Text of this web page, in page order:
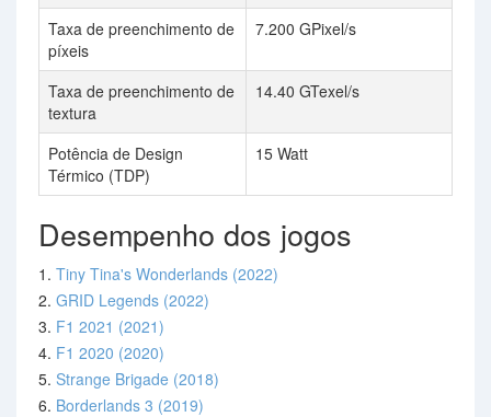
Taxa de preenchimento de
píxeis
7.200 GPixel/s
Taxa de preenchimento de
textura
14.40 GTexel/s
Potência de Design
Térmico (TDP)
15 Watt
Desempenho dos jogos
1. Tiny Tina's Wonderlands (2022)
2. GRID Legends (2022)
3. F1 2021 (2021)
4. F1 2020 (2020)
5. Strange Brigade (2018)
6. Borderlands 3 (2019)